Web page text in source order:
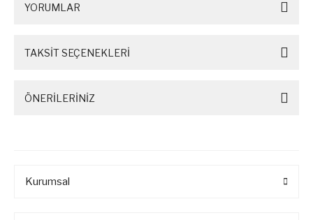
YORUMLAR
TAKSİT SEÇENEKLERİ
ÖNERİLERİNİZ
Kurumsal